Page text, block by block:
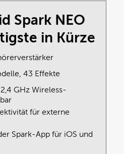
Spark NEO
in Kürze
43 Effekte
GHz Wireless-
für externe
Spark-App für iOS und